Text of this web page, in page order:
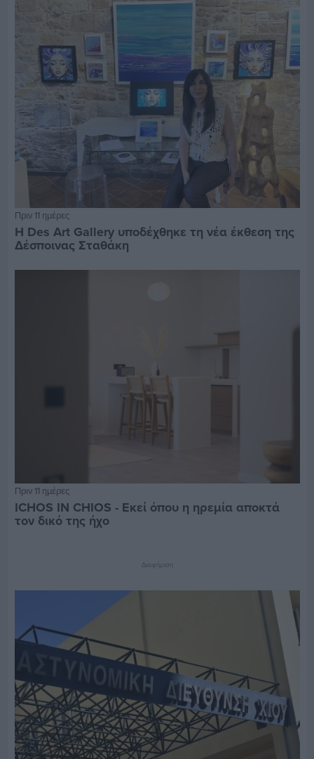
Πριν 11 ημέρες
Η Des Art Gallery υποδέχθηκε τη νέα έκθεση της
Δέσποινας Σταθάκη
Πριν 11 ημέρες
ICHOS IN CHIOS - Εκεί όπου η ηρεμία αποκτά
τον δικό της ήχο
Διαφήμιση